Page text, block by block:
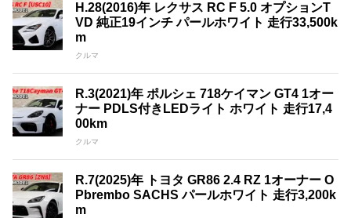
H.28(2016)年 レクサス RC F 5.0 オプションT
VD 純正19インチ パールホワイト 走行33,500k
m
クルマ
R.3(2021)年 ポルシェ 718ケイマン GT4 1オー
ナー PDLS付きLEDライト ホワイト 走行17,4
00km
クルマ
R.7(2025)年 トヨタ GR86 2.4 RZ 1オーナー O
Pbrembo SACHS パールホワイト 走行3,200k
m